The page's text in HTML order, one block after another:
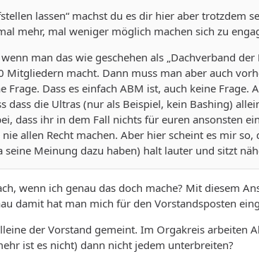
lassen“ machst du es dir hier aber trotzdem
mehr, mal weniger möglich machen sich zu
man das wie geschehen als „Dachverband
Mitgliedern macht. Dann muss man aber auch
Dass es einfach ABM ist, auch keine Frage.
dass die Ultras (nur als Beispiel, kein Bashing)
dass ihr in dem Fall nichts für euren ansonsten
allen Recht machen. Aber hier scheint es mir
seine Meinung dazu haben) halt lauter und sitzt
wenn ich genau das doch mache? Mit diesem
damit hat man mich für den Vorstandsposten
der Vorstand gemeint. Im Orgakreis arbeiten
ist es nicht) dann nicht jedem unterbreiten?